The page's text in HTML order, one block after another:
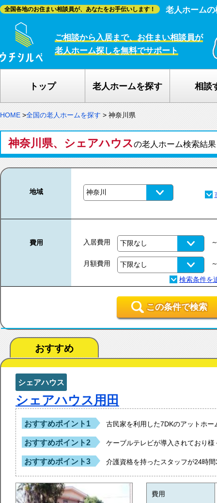
全国各地のお住まい相談員が、あなたをお手伝いします！ 老人ホーム
ご相談から入居まで、お住まい相談員が
老人ホーム探しを無料でサポート
トップ 老人ホームを探す 相談
HOME >全国の老人ホームを探す > 神奈川県
神奈川県、シェアハウスの老人ホーム検索結
地域
費用 入居費用
月額費用
この条件で検索
おすすめ
シェアハウス
シェアハウス用田
おすすめポイント1 古民家を利用した7DKのアットホ
おすすめポイント2 ケーブルテレビが導入されており
おすすめポイント3 介護資格を持ったスタッフが24時
費用